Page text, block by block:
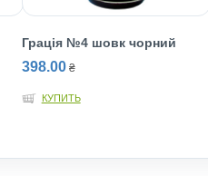
Грація №4 шовк чорний
398.00 ₴
КУПИТЬ